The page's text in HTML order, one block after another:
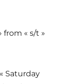
from « s/t »
Saturday